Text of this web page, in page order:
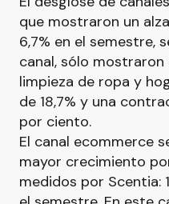
que mostraron un
6,7% en el semestre,
canal, sólo
limpieza de ropa y
de 18,7% y una
por ciento.
El canal ecommerce
mayor crecimiento
medidos por Scentia: